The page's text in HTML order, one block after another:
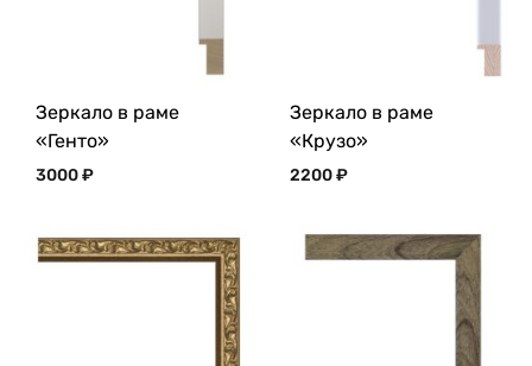
Зеркало в раме
«Генто»
3000₽
Зеркало в раме
«Крузо»
2200₽